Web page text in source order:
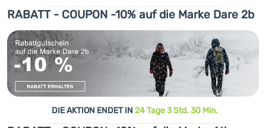
RABATT - COUPON -10% auf die Marke Dare 2b
DIE AKTION ENDET IN 24 Tage 3 Std. 30 Min.